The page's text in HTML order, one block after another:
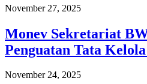
November 27, 2025
Monev Sekretariat
Penguatan Tata
November 24, 2025